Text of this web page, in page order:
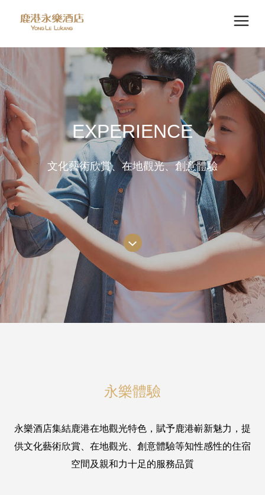
EXPERIENCE
文化藝術欣賞、在地觀光、創意體驗
永樂體驗
永樂酒店集結鹿港在地觀光特色，賦予鹿港嶄新魅力，提
供文化藝術欣賞、在地觀光、創意體驗等知性感性的住宿
空間及親和力十足的服務品質